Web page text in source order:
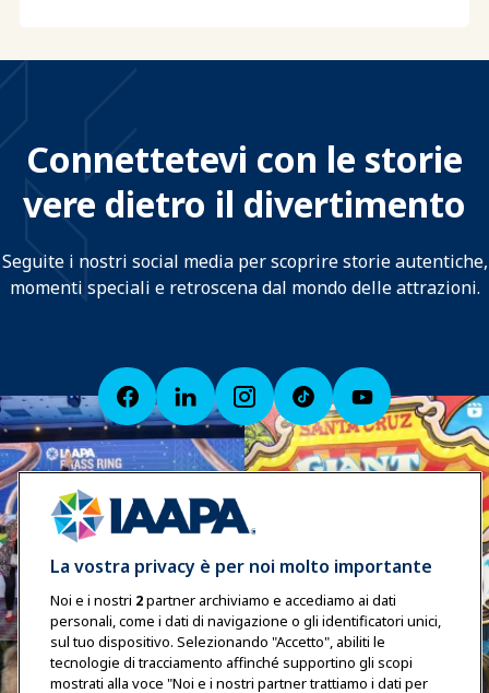
Connettetevi con le storie
vere dietro il divertimento
Seguite i nostri social media per scoprire storie autentiche,
momenti speciali e retroscena dal mondo delle attrazioni.
La vostra privacy è per noi molto importante
Noi e i nostri 2partner archiviamo e accediamo ai dati
personali, come i dati di navigazione o gli identificatori unici,
sul tuo dispositivo. Selezionando "Accetto", abiliti le
tecnologie di tracciamento affinché supportino gli scopi
mostrati alla voce "Noi e i nostri partner trattiamo i dati per